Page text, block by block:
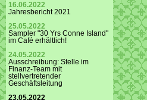
16.06.2022
Jahresbericht 2021
25.05.2022
Sampler "30 Yrs Conne Island"
im Café erhältlich!
24.05.2022
Ausschreibung: Stelle im
Finanz-Team mit
stellvertretender
Geschäftsleitung
23.05.2022